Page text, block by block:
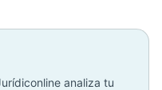
analiza tu